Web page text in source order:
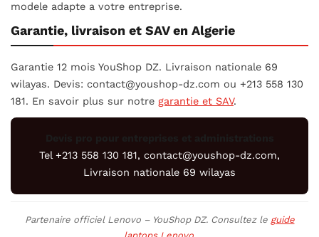
modele adapte a votre entreprise.
Garantie, livraison et SAV en Algerie
Garantie 12 mois YouShop DZ. Livraison nationale 69
wilayas. Devis: contact@youshop-dz.com ou +213 558 130
181. En savoir plus sur notre garantie et SAV.
Tel +213 558 130 181, contact@youshop-dz.com,
Livraison nationale 69 wilayas
Partenaire officiel Lenovo – YouShop DZ. Consultez le guide